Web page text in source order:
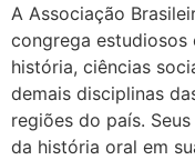
A Associação
congrega estudiosos
história, ciências
demais disciplinas
regiões do país.
da história oral em